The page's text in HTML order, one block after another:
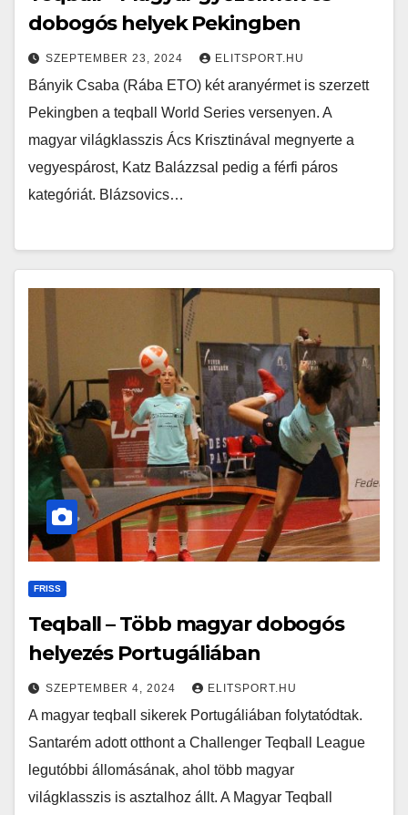
dobogós helyek Pekingben
SZEPTEMBER 23, 2024 ELITSPORT.HU
Bányik Csaba (Rába ETO) két aranyérmet is szerzett
Pekingben a teqball World Series versenyen. A
magyar világklasszis Ács Krisztinával megnyerte a
vegyespárost, Katz Balázzsal pedig a férfi páros
kategóriát. Blázsovics…
FRISS
Teqball – Több magyar dobogós
helyezés Portugáliában
SZEPTEMBER 4, 2024 ELITSPORT.HU
A magyar teqball sikerek Portugáliában folytatódtak.
Santarém adott otthont a Challenger Teqball League
legutóbbi állomásának, ahol több magyar
világklasszis is asztalhoz állt. A Magyar Teqball